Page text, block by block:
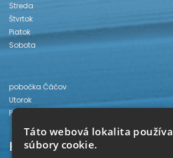
Streda
Štvrtok
Piatok
Sobota
pobočka Čáčov
Utorok
Piatok
Kontakt
Táto webová lokalita používa
súbory cookie.